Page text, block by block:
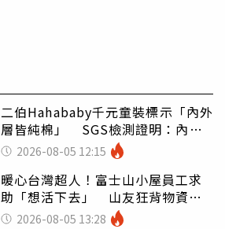
二伯Hahababy千元童裝標示「內外
層皆純棉」 SGS檢測證明：內裡
100%聚酯纖維
2026-08-05 12:15
暖心台灣超人！富士山小屋員工求
助「想活下去」 山友狂背物資上
山：台灣真的是寶島
2026-08-05 13:28